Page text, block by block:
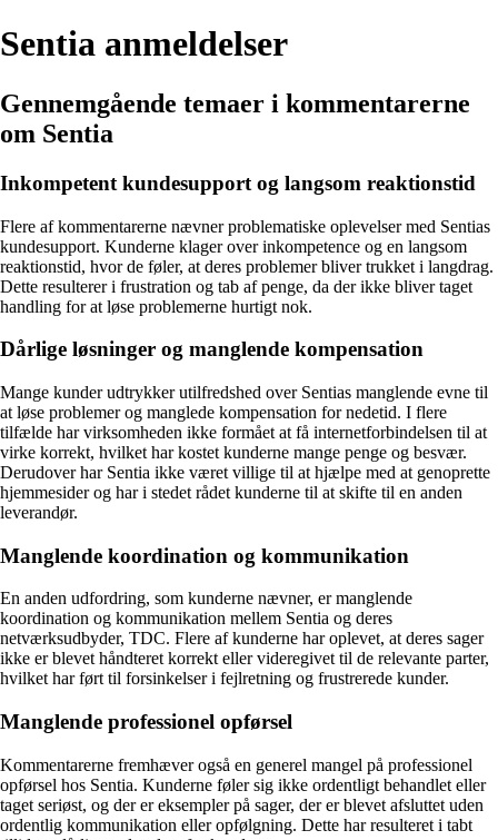
Sentia anmeldelser
Gennemgående temaer i kommentarerne
om Sentia
Inkompetent kundesupport og langsom reaktionstid
Flere af kommentarerne nævner problematiske oplevelser med Sentias
kundesupport. Kunderne klager over inkompetence og en langsom
reaktionstid, hvor de føler, at deres problemer bliver trukket i langdrag.
Dette resulterer i frustration og tab af penge, da der ikke bliver taget
handling for at løse problemerne hurtigt nok.
Dårlige løsninger og manglende kompensation
Mange kunder udtrykker utilfredshed over Sentias manglende evne til
at løse problemer og manglede kompensation for nedetid. I flere
tilfælde har virksomheden ikke formået at få internetforbindelsen til at
virke korrekt, hvilket har kostet kunderne mange penge og besvær.
Derudover har Sentia ikke været villige til at hjælpe med at genoprette
hjemmesider og har i stedet rådet kunderne til at skifte til en anden
leverandør.
Manglende koordination og kommunikation
En anden udfordring, som kunderne nævner, er manglende
koordination og kommunikation mellem Sentia og deres
netværksudbyder, TDC. Flere af kunderne har oplevet, at deres sager
ikke er blevet håndteret korrekt eller videregivet til de relevante parter,
hvilket har ført til forsinkelser i fejlretning og frustrerede kunder.
Manglende professionel opførsel
Kommentarerne fremhæver også en generel mangel på professionel
opførsel hos Sentia. Kunderne føler sig ikke ordentligt behandlet eller
taget seriøst, og der er eksempler på sager, der er blevet afsluttet uden
ordentlig kommunikation eller opfølgning. Dette har resulteret i tabt